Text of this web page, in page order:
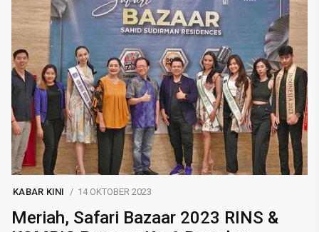
KABAR KINI 14 OKTOBER 2023
Meriah, Safari Bazaar 2023 RINS &